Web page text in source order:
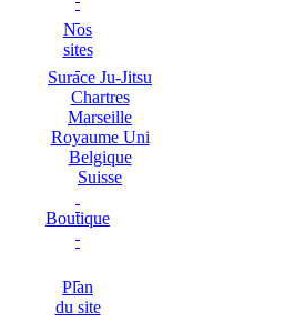
Nos
sites
Surace Ju-Jitsu
Chartres
Marseille
Royaume Uni
Belgique
Suisse
Boutique
Plan
du site